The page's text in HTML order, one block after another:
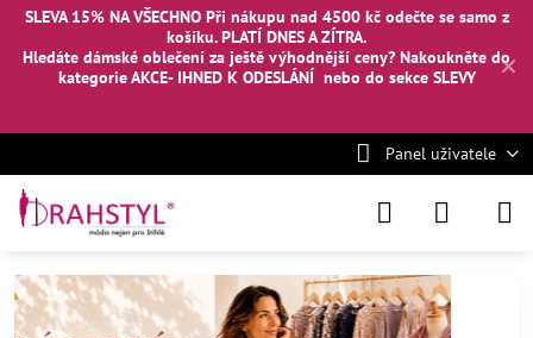
✕
SLEVA 15% NA VŠECHNO Při nákupu nad 4500 kč odečte se samo z
košíku. PLATÍ DNES A ZÍTRA.
Hledáte dámské oblečení za ještě výhodnější ceny? Nakoukněte do
kategorie AKCE- IHNED K ODESLÁNÍ nebo do sekce SLEVY
Panel uživatele